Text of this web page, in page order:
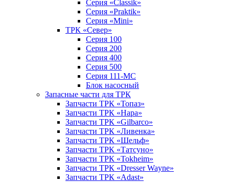
Серия «Classik»
Серия «Praktik»
Серия «Mini»
ТРК «Север»
Серия 100
Серия 200
Серия 400
Серия 500
Серия 111-МС
Блок насосный
Запасные части для ТРК
Запчасти ТРК «Топаз»
Запчасти ТРК «Нара»
Запчасти ТРК «Gilbarco»
Запчасти ТРК «Ливенка»
Запчасти ТРК «Шельф»
Запчасти ТРК «Татсуно»
Запчасти ТРК «Tokheim»
Запчасти ТРК «Dresser Wayne»
Запчасти ТРК «Adast»